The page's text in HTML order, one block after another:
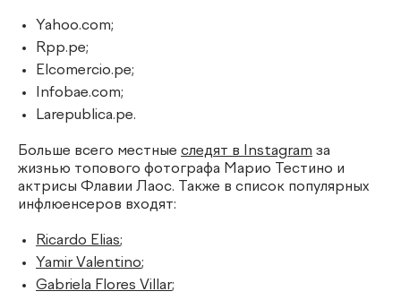
Yahoo.com;
Rpp.pe;
Elcomercio.pe;
Infobae.com;
Larepublica.pe.
Больше всего местные следят в Instagram за
жизнью топового фотографа Марио Тестино и
актрисы Флавии Лаос. Также в список популярных
инфлюенсеров входят:
Ricardo Elias;
Yamir Valentino;
Gabriela Flores Villar;